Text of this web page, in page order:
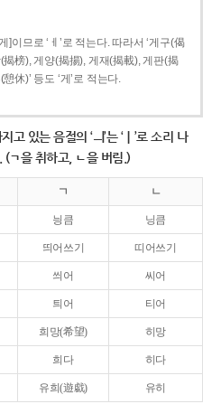
]이므로 ‘ㅔ’로 적는다. 따라서 ‘게구(偈
榜), 게양(揭揚), 게재(揭載), 게판(揭
休)’ 등도 ‘게’로 적는다.
고 있는 음절의 ‘ㅢ’는 ‘ㅣ’로 소리 나
(ㄱ을 취하고, ㄴ을 버림.)
ㄱ ㄴ
닁큼 닝큼
띄어쓰기 띠어쓰기
씌어 씨어
틔어 티어
희망(希望) 히망
희다 히다
유희(遊戱) 유히